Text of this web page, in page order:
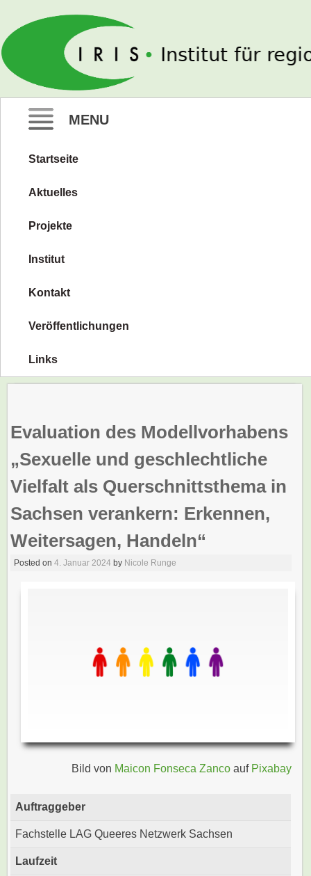
IRIS e. V.
MENU
Zum
springen
Startseite
Aktuelles
Projekte
Institut
Kontakt
Veröffentlichungen
Links
Evaluation des Modellvorhabens
„Sexuelle und geschlechtliche
Vielfalt als Querschnittsthema in
Sachsen verankern: Erkennen,
Weitersagen, Handeln“
Posted on4. Januar 2024 by Nicole Runge
Bild von Maicon Fonseca Zancoauf Pixabay
Auftraggeber
Fachstelle LAG Queeres Netzwerk Sachsen
Laufzeit